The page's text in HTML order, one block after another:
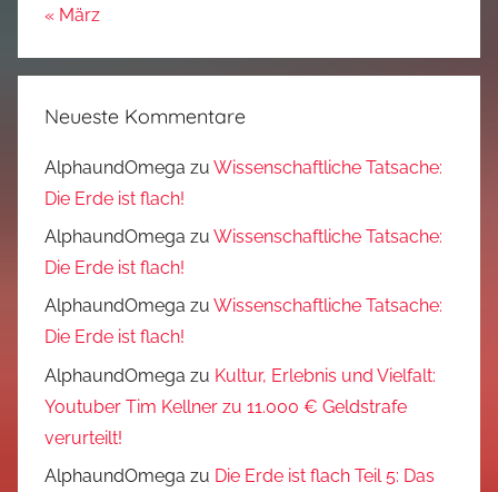
« März
Neueste Kommentare
AlphaundOmega zu Wissenschaftliche Tatsache:
Die Erde ist flach!
AlphaundOmega zu Wissenschaftliche Tatsache:
Die Erde ist flach!
AlphaundOmega zu Wissenschaftliche Tatsache:
Die Erde ist flach!
AlphaundOmega zu Kultur, Erlebnis und Vielfalt:
Youtuber Tim Kellner zu 11.000 € Geldstrafe
verurteilt!
AlphaundOmega zu Die Erde ist flach Teil 5: Das